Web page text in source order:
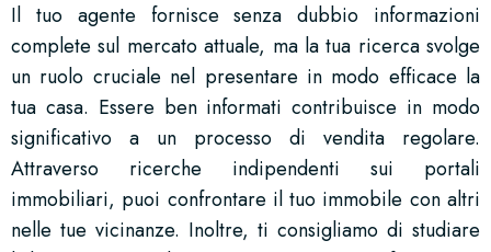
Il tuo agente fornisce senza dubbio informazioni
complete sul mercato attuale, ma la tua ricerca svolge
un ruolo cruciale nel presentare in modo efficace la
tua casa. Essere ben informati contribuisce in modo
significativo a un processo di vendita regolare.
Attraverso ricerche indipendenti sui portali
immobiliari, puoi confrontare il tuo immobile con altri
nelle tue vicinanze. Inoltre, ti consigliamo di studiare